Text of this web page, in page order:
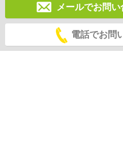
メールでお問
電話でお問